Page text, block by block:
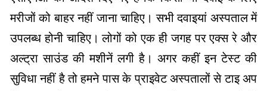
मरीजों को बाहर नहीं जाना चाहिए। सभी दवाइयां अस्पताल में
उपलब्ध होनी चाहिए। लोगों को एक ही जगह पर एक्स रे और
अल्ट्रा साउंड की मशीनें लगी है। अगर कहीं इन टेस्ट की
सुविधा नहीं है तो हमने पास के प्राइवेट अस्पतालों से टाइ अप